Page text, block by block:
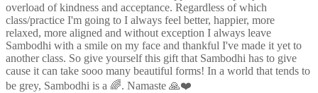
overload of kindness and acceptance. Regardless of which
class/practice I'm going to I always feel better, happier, more
relaxed, more aligned and without exception I always leave
Sambodhi with a smile on my face and thankful I've made it yet to
another class. So give yourself this gift that Sambodhi has to give
cause it can take sooo many beautiful forms! In a world that tends to
be grey, Sambodhi is a 🌈. Namaste 🙏❤️